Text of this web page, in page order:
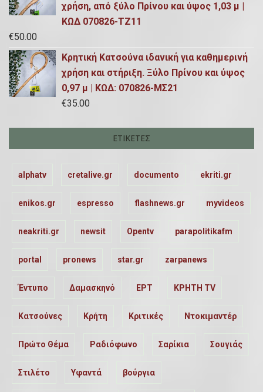
χρήση, από ξύλο Πρίνου και ύψος 1,03 μ |
ΚΩΔ 070826-ΤΖ11
€50.00
Κρητική Κατσούνα ιδανική για καθημερινή
χρήση και στήριξη. Ξύλο Πρίνου και ύψος
0,97 μ | ΚΩΔ: 070826-ΜΣ21
€35.00
ΕΤΙΚΈΤΕΣ
alphatv cretalive.gr documento ekriti.gr
enikos.gr espresso flashnews.gr myvideos
neakriti.gr newsit Opentv parapolitikafm
portal pronews star.gr zarpanews
Έντυπο Δαμασκηνό ΕΡΤ ΚΡΗΤΗ TV
Κατσούνες Κρήτη Κριτικές Ντοκιμαντέρ
Πρώτο Θέμα Ραδιόφωνο Σαρίκια Σουγιάς
Στιλέτο Υφαντά βούργια